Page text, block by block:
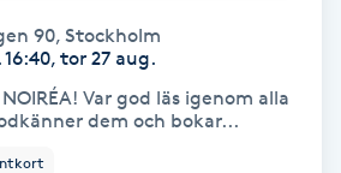
90, Stockholm
tor 27 aug.
NOIRÉA! Var god läs igenom alla
dem och bokar...